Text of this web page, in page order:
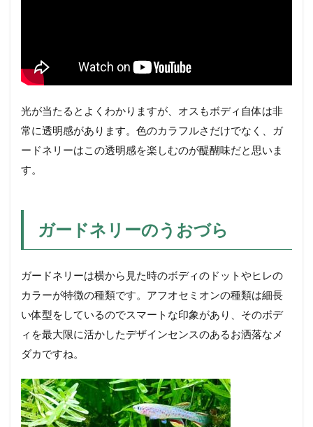
光が当たるとよくわかりますが、オスもボディ自体は非
常に透明感があります。色のカラフルさだけでなく、ガ
ードネリーはこの透明感を楽しむのが醍醐味だと思いま
す。
ガードネリーのうおづら
ガードネリーは横から見た時のボディのドットやヒレの
カラーが特徴の種類です。アフオセミオンの種類は細長
い体型をしているのでスマートな印象があり、そのボデ
ィを最大限に活かしたデザインセンスのあるお洒落なメ
ダカですね。